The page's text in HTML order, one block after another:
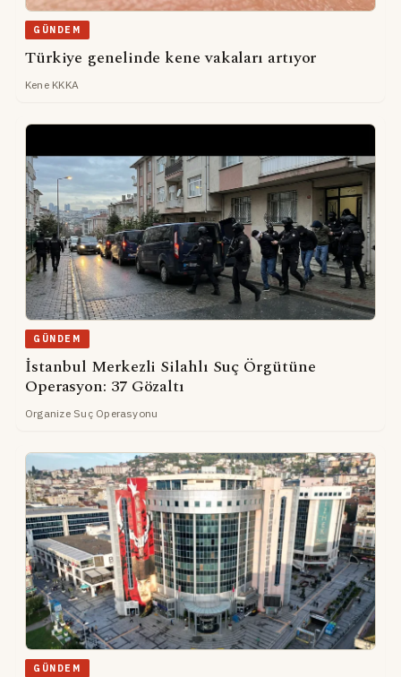
GÜNDEM
Türkiye genelinde kene vakaları artıyor
Kene KKKA
GÜNDEM
İstanbul Merkezli Silahlı Suç Örgütüne
Operasyon: 37 Gözaltı
Organize Suç Operasyonu
GÜNDEM